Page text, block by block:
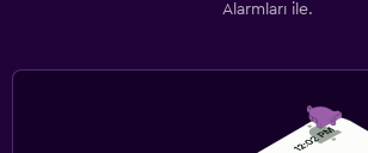
Alarmları ile.